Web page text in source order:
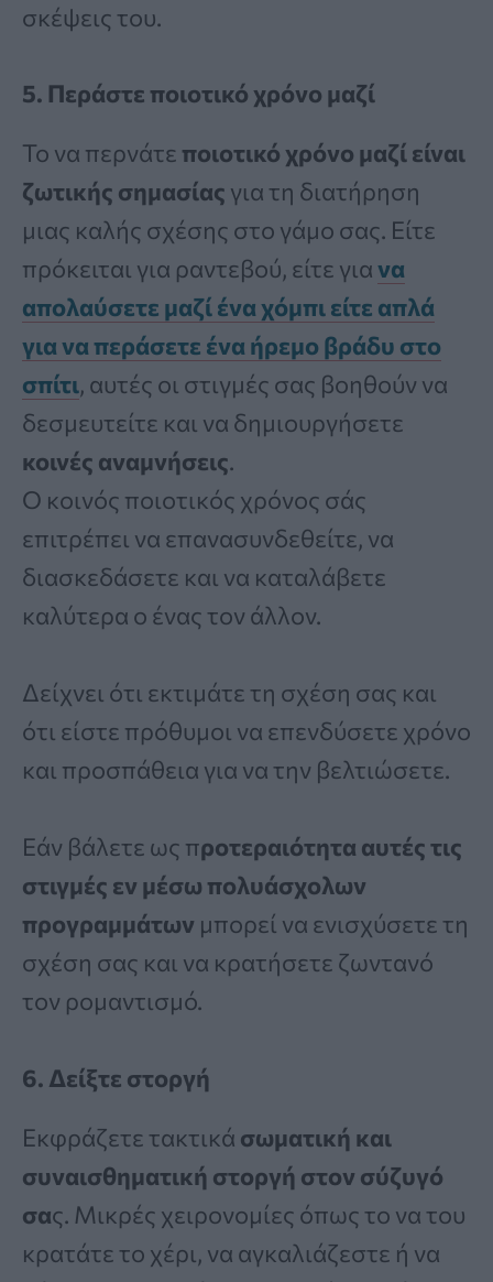
σκέψεις του.
5. Περάστε ποιοτικό χρόνο μαζί
Το να περνάτε ποιοτικό χρόνο μαζί είναι
ζωτικής σημασίας για τη διατήρηση
μιας καλής σχέσης στο γάμο σας. Είτε
πρόκειται για ραντεβού, είτε γιανα
απολαύσετε μαζί ένα χόμπι είτε απλά
για να περάσετε ένα ήρεμο βράδυ στο
σπίτι, αυτές οι στιγμές σας βοηθούν να
δεσμευτείτε και να δημιουργήσετε
κοινές αναμνήσεις.
Ο κοινός ποιοτικός χρόνος σάς
επιτρέπει να επανασυνδεθείτε, να
διασκεδάσετε και να καταλάβετε
καλύτερα ο ένας τον άλλον.
Δείχνει ότι εκτιμάτε τη σχέση σας και
ότι είστε πρόθυμοι να επενδύσετε χρόνο
και προσπάθεια για να την βελτιώσετε.
Εάν βάλετε ως προτεραιότητα αυτές τις
στιγμές εν μέσω πολυάσχολων
προγραμμάτων μπορεί να ενισχύσετε τη
σχέση σας και να κρατήσετε ζωντανό
τον ρομαντισμό.
6. Δείξτε στοργή
Εκφράζετε τακτικά σωματική και
συναισθηματική στοργή στον σύζυγό
σας. Μικρές χειρονομίες όπως το να του
κρατάτε το χέρι, να αγκαλιάζεστε ή να